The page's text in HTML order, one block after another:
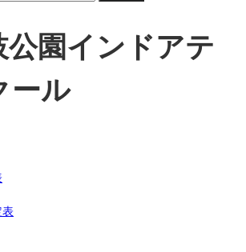
公園インドアテ
ール
表